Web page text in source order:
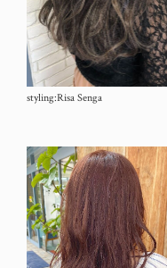
styling:Risa Senga